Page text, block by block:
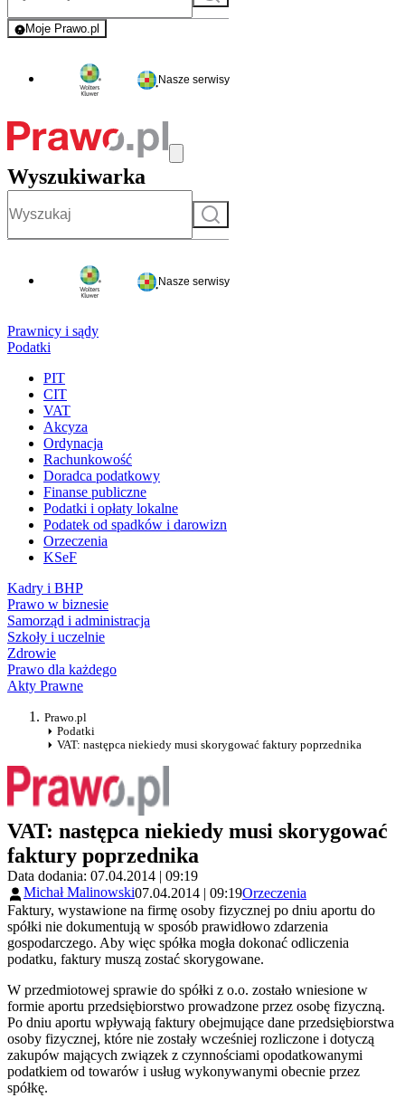
Moje Prawo.pl
- rejestracja i logowanie do serwisu
Nasze serwisy
Wyszukiwarka
Szukaj
Nasze serwisy
Prawnicy i sądy
Podatki
PIT
CIT
VAT
Akcyza
Ordynacja
Rachunkowość
Doradca podatkowy
Finanse publiczne
Podatki i opłaty lokalne
Podatek od spadków i darowizn
Orzeczenia
KSeF
Kadry i BHP
Prawo w biznesie
Samorząd i administracja
Szkoły i uczelnie
Zdrowie
Prawo dla każdego
Akty Prawne
Prawo.pl
Podatki
VAT: następca niekiedy musi skorygować faktury poprzednika
VAT: następca niekiedy musi skorygować
faktury poprzednika
Data dodania: 07.04.2014 | 09:19
Michał Malinowski07.04.2014 | 09:19Orzeczenia
Faktury, wystawione na firmę osoby fizycznej po dniu aportu do
spółki nie dokumentują w sposób prawidłowo zdarzenia
gospodarczego. Aby więc spółka mogła dokonać odliczenia
podatku, faktury muszą zostać skorygowane.
W przedmiotowej sprawie do spółki z o.o. zostało wniesione w
formie aportu przedsiębiorstwo prowadzone przez osobę fizyczną.
Po dniu aportu wpływają faktury obejmujące dane przedsiębiorstwa
osoby fizycznej, które nie zostały wcześniej rozliczone i dotyczą
zakupów mających związek z czynnościami opodatkowanymi
podatkiem od towarów i usług wykonywanymi obecnie przez
spółkę.